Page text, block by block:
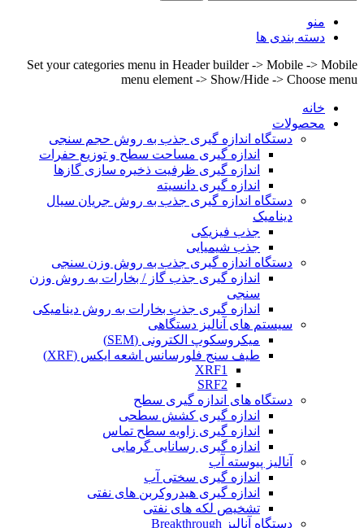
منو
دسته بندی ها
Set your categories menu in Header builder -> Mobile -> Mobile
menu element -> Show/Hide -> Choose menu
خانه
محصولات
دستگاه اندازه گیری جذب به روش حجم سنجی
اندازه گیری مساحت سطح و توزیع حفرات
اندازه گیری ظرفیت ذخیره سازی گازها
اندازه گیری دانسیته
دستگاه اندازه گیری جذب به روش جریان سیال
دینامیک
جذب فیزیکی
جذب شیمیایی
دستگاه اندازه گیری جذب به روش وزن سنجی
اندازه گیری جذب گاز / بخارات به روش وزن
سنجی
اندازه گیری جذب بخارات به روش دینامیکی
سیستم های آنالیز دستگاهی
میکروسکوپ الکترونی (SEM)
طیف سنج فلورسانس اشعه ایکس (XRF)
XRF1
SRF2
دستگاه های اندازه گیری سطح
اندازه گیری کشش سطحی
اندازه گیری زاویه سطح تماس
اندازه گیری رسانایی گرمایی
آنالیز پیوسته آب
اندازه گیری سختی آب
اندازه گیری هیدروکربن های نفتی
تشخیص لکه های نفتی
دستگاه آنالیز Breakthrough